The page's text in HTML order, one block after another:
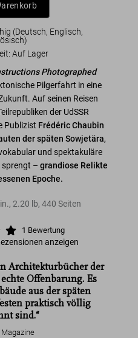
(Deutsch, Englisch,
: Auf Lager
Photographed
Pilgerfahrt in eine
Auf seinen Reisen
der UdSSR
Publizist Frédéric Chaubin
der späten Sowjetära,
und spektakuläre
sprengt – grandiose Relikte
Epoche.
in., 2.20 lb, 440 Seiten
1 Bewertung
anzeigen
Architekturbücher der
Offenbarung. Es
aus der späten
praktisch völlig
sind.“